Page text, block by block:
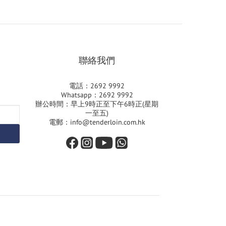
聯絡我們
電話：2692 9992
Whatsapp：2692 9992
辦公時間：早上9時正至下午6時正(星期
一至五)
電郵：info@tenderloin.com.hk